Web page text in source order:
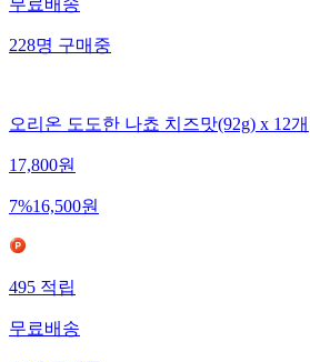
무료배송
228명구매중
오리온 도도한 나쵸 치즈맛(92g) x 12개
17,800원
7%16,500원
495적립
무료배송